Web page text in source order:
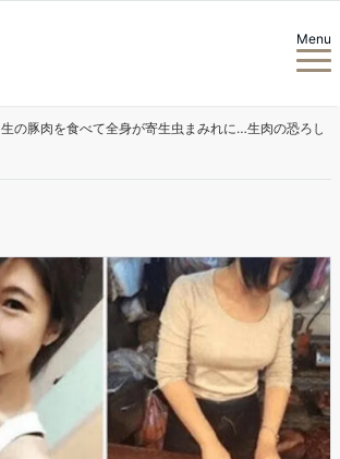
Menu
生の豚肉を食べて全身が寄生虫まみれに…生肉の恐ろし